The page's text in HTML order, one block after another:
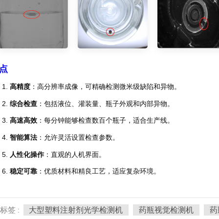
1. 高精度：高分辨率成像，可精确检测微米级缺陷和异物。
2. 综合检查：包括液位、灌装量、瓶子外观和内部异物。
3. 高速高效：每分钟能够检查数百个瓶子，适合生产线。
4. 智能算法：允许灵活设置检查参数。
5. 人性化操作：直观的人机界面。
6. 稳定可靠：优质材料和精良工艺，适应复杂环境。
标签 : 大型塑料注射剂光学检测机 药瓶视觉检测机 药